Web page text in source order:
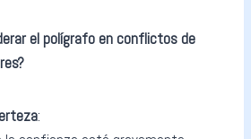
el polígrafo en conflictos de
: